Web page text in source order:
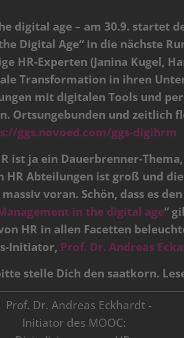
digital age – am 30.9. startet
Digital Age“ in die nächste
HR-Experten (Janina Kugel,
Transformation in ihren
mit digitalen Tools und
Ortsungebunden und zeitlich
ggs.novoed.com/ggs-digihrm
ist ja ein Dauerbrenner-
HR Abteilungen ist groß und
voran. Schön, dass es
in the digital age“
HR in allen Facetten
Initiator, Prof. Dr. Andreas
stelle Dich den saatkorn.